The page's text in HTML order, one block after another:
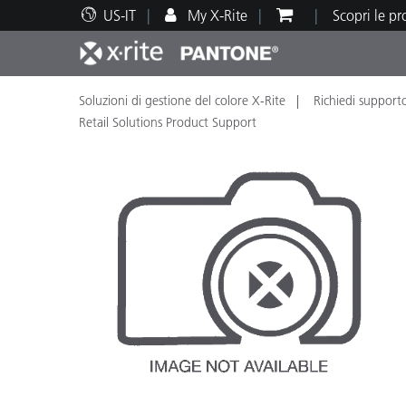
US-IT My X-Rite Scopri le
Principali prodotti
Stampa e Packaging
Supporto tecnico
Risorse didattiche
Soluzioni di gestione del colore X-Rite Richiedi
Retail Solutions Product Support